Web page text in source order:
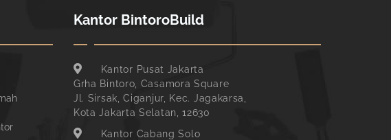
Kantor BintoroBuild
Kantor Pusat Jakarta
Grha Bintoro, Casamora Square
Jl. Sirsak, Ciganjur, Kec. Jagakarsa,
Kota Jakarta Selatan, 12630
Kantor Cabang Solo